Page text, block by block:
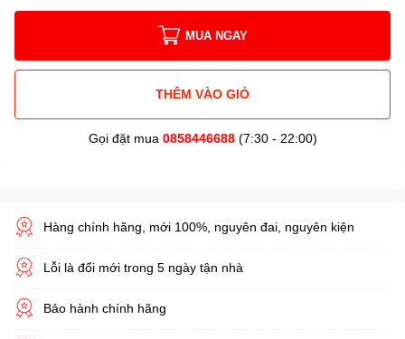
MUA NGAY
THÊM VÀO GIỎ
Gọi đặt mua 0858446688(7:30 - 22:00)
Hàng chính hãng, mới 100%, nguyên đai, nguyên kiện
Lỗi là đổi mới trong 5 ngày tận nhà
Bảo hành chính hãng